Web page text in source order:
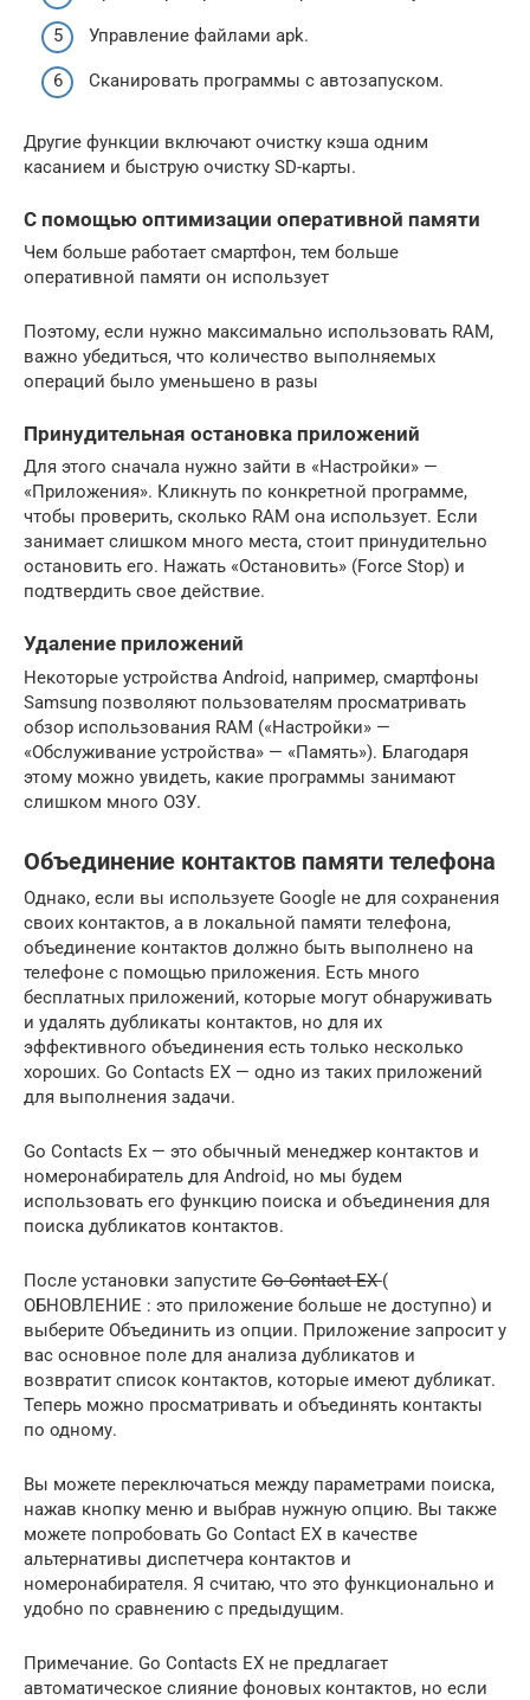
Управление файлами apk.
Сканировать программы с автозапуском.
Другие функции включают очистку кэша одним
касанием и быструю очистку SD-карты.
С помощью оптимизации оперативной памяти
Чем больше работает смартфон, тем больше
оперативной памяти он использует
Поэтому, если нужно максимально использовать RAM,
важно убедиться, что количество выполняемых
операций было уменьшено в разы
Принудительная остановка приложений
Для этого сначала нужно зайти в «Настройки» —
«Приложения». Кликнуть по конкретной программе,
чтобы проверить, сколько RAM она использует. Если
занимает слишком много места, стоит принудительно
остановить его. Нажать «Остановить» (Force Stop) и
подтвердить свое действие.
Удаление приложений
Некоторые устройства Android, например, смартфоны
Samsung позволяют пользователям просматривать
обзор использования RAM («Настройки» —
«Обслуживание устройства» — «Память»). Благодаря
этому можно увидеть, какие программы занимают
слишком много ОЗУ.
Объединение контактов памяти телефона
Однако, если вы используете Google не для сохранения
своих контактов, а в локальной памяти телефона,
объединение контактов должно быть выполнено на
телефоне с помощью приложения. Есть много
бесплатных приложений, которые могут обнаруживать
и удалять дубликаты контактов, но для их
эффективного объединения есть только несколько
хороших. Go Contacts EX — одно из таких приложений
для выполнения задачи.
Go Contacts Ex — это обычный менеджер контактов и
номеронабиратель для Android, но мы будем
использовать его функцию поиска и объединения для
поиска дубликатов контактов.
После установки запустите Go Contact EX(
ОБНОВЛЕНИЕ : это приложение больше не доступно) и
выберите Объединить из опции. Приложение запросит у
вас основное поле для анализа дубликатов и
возвратит список контактов, которые имеют дубликат.
Теперь можно просматривать и объединять контакты
по одному.
Вы можете переключаться между параметрами поиска,
нажав кнопку меню и выбрав нужную опцию. Вы также
можете попробовать Go Contact EX в качестве
альтернативы диспетчера контактов и
номеронабирателя. Я считаю, что это функционально и
удобно по сравнению с предыдущим.
Примечание. Go Contacts EX не предлагает
автоматическое слияние фоновых контактов, но если